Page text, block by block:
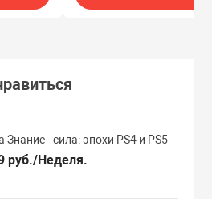
Знание - сила: эпохи PS4 и PS5
руб./Неделя.